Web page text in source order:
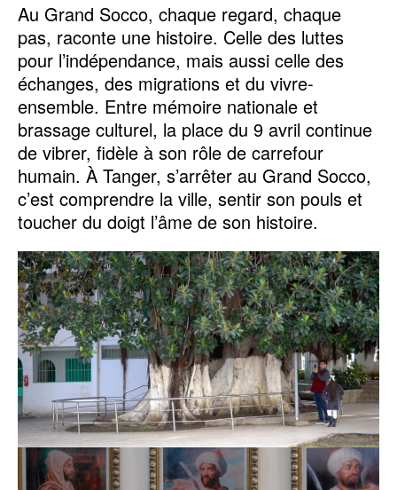
Au Grand Socco, chaque regard, chaque
pas, raconte une histoire. Celle des luttes
pour l’indépendance, mais aussi celle des
échanges, des migrations et du vivre-
ensemble. Entre mémoire nationale et
brassage culturel, la place du 9 avril continue
de vibrer, fidèle à son rôle de carrefour
humain. À Tanger, s’arrêter au Grand Socco,
c’est comprendre la ville, sentir son pouls et
toucher du doigt l’âme de son histoire.